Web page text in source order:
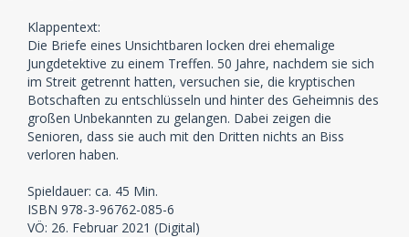
Klappentext:
Die Briefe eines Unsichtbaren locken drei ehemalige
Jungdetektive zu einem Treffen. 50 Jahre, nachdem sie sich
im Streit getrennt hatten, versuchen sie, die kryptischen
Botschaften zu entschlüsseln und hinter des Geheimnis des
großen Unbekannten zu gelangen. Dabei zeigen die
Senioren, dass sie auch mit den Dritten nichts an Biss
verloren haben.
Spieldauer: ca. 45 Min.
ISBN 978-3-96762-085-6
VÖ: 26. Februar 2021 (Digital)